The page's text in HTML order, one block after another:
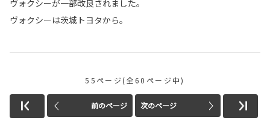
ヴォクシーが一部改良されました。
ヴォクシーは茨城トヨタから。
55ページ(全60ページ中)
前のページ 次のページ